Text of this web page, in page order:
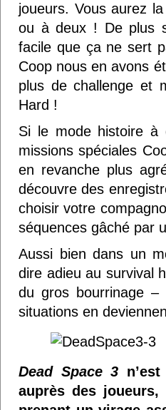
joueurs. Vous aurez
ou à deux ! De plus
facile que ça ne sert
Coop nous en avons
plus de challenge et
Hard !
Si le mode histoire à
missions spéciales
en revanche plus
découvre des
choisir votre
séquences gâché par
Aussi bien dans un
dire adieu au survival
du gros bourrinage –
situations en
Dead Space 3
auprès des